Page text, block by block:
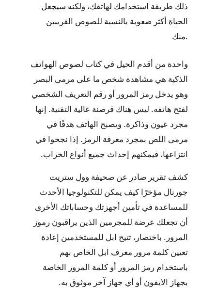
ذلك طريقة استخدامك لهاتفك، ولكنه سيجعل
الحياة أكثر صعوبة بالنسبة للصوص القريبين
منك.
واحدة من أقدم الحيل في كتاب لصوص الهواتف
الذكية هي مشاهدة شخص ما على مرمى البصر
وهو يدخل رمز المرور أو رقم التعريف الشخصي
لفتح هاتفه. ليس هناك قرصنة عالية التقنية. إنها
مجرد عيون وذاكرة. ويصبح الهاتف هدفًا في
مرمى اللص بمجرد معرفة الرمز. إذا نجحوا في
انتزاعها، فيمكنهم إحداث جميع أنواع الخراب.
كشف تقرير صادر عن صحيفة وول ستريت
جورنال مؤخرًا كيف يمكن للتكنولوجيا الأحدث
للمساعدة في تأمين أجهزتك وحساباتك الأخرى
أن تجعلك عرضة للمجرمين الذين يراقبون رموز
المرور. باختصار، تتيح ابل للمستخدمين إعادة
تعيين كلمة مرور معرف ابل الخاص بهم
باستخدام رمز المرور أو كلمة المرور الخاصة
بجهاز الايفون أو أي جهاز آخر موثوق به.